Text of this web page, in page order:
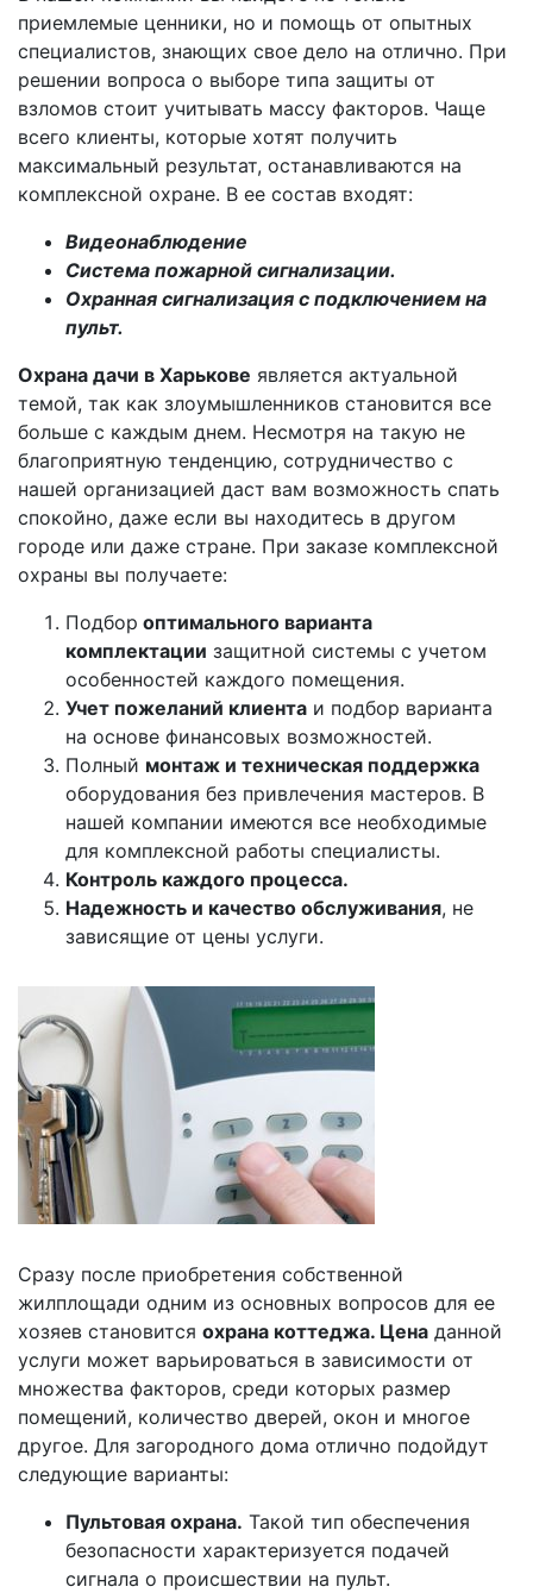
приемлемые ценники, но и помощь от опытных
специалистов, знающих свое дело на отлично. При
решении вопроса о выборе типа защиты от
взломов стоит учитывать массу факторов. Чаще
всего клиенты, которые хотят получить
максимальный результат, останавливаются на
комплексной охране. В ее состав входят:
Видеонаблюдение
Система пожарной сигнализации.
Охранная сигнализация с подключением на
пульт.
Охрана дачи в Харькове является актуальной
темой, так как злоумышленников становится все
больше с каждым днем. Несмотря на такую не
благоприятную тенденцию, сотрудничество с
нашей организацией даст вам возможность спать
спокойно, даже если вы находитесь в другом
городе или даже стране. При заказе комплексной
охраны вы получаете:
Подбор оптимального варианта
комплектации защитной системы с учетом
особенностей каждого помещения.
Учет пожеланий клиента и подбор варианта
на основе финансовых возможностей.
Полный монтаж и техническая поддержка
оборудования без привлечения мастеров. В
нашей компании имеются все необходимые
для комплексной работы специалисты.
Контроль каждого процесса.
Надежность и качество обслуживания, не
зависящие от цены услуги.
Сразу после приобретения собственной
жилплощади одним из основных вопросов для ее
хозяев становится охрана коттеджа. Цена данной
услуги может варьироваться в зависимости от
множества факторов, среди которых размер
помещений, количество дверей, окон и многое
другое. Для загородного дома отлично подойдут
следующие варианты:
Пультовая охрана. Такой тип обеспечения
безопасности характеризуется подачей
сигнала о происшествии на пульт.